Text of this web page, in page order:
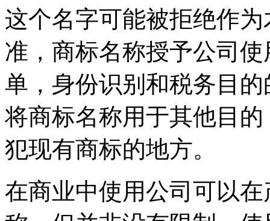
这个名字可能被拒绝作
准，商标名称授予公司
单，身份识别和税务目
将商标名称用于其他目
犯现有商标的地方。
在商业中使用公司可以